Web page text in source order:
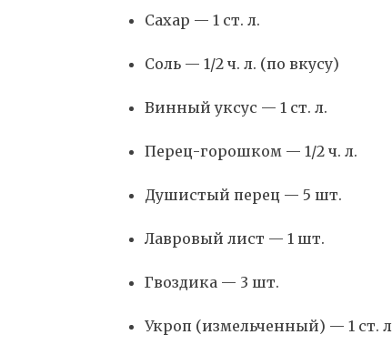
Сахар — 1 ст. л.
Соль — 1/2 ч. л. (по вкусу)
Винный уксус — 1 ст. л.
Перец-горошком — 1/2 ч. л.
Душистый перец — 5 шт.
Лавровый лист — 1 шт.
Гвоздика — 3 шт.
Укроп (измельченный) — 1 ст.